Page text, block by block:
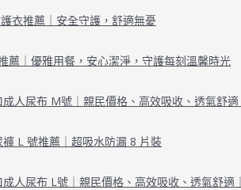
衣推薦｜安全守護，舒適無憂
薦｜優雅用餐，安心潔淨，守護每刻溫馨時光
人尿布 M號｜親民價格、高效吸收、透氣舒
L 號推薦｜超吸水防漏 8 片裝
人尿布 L號｜親民價格、高效吸收、透氣舒適